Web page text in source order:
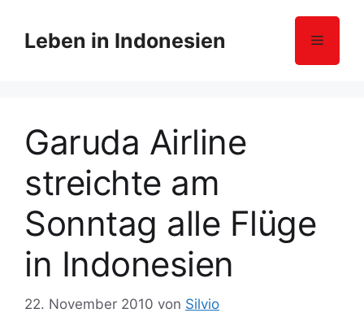
Leben in Indonesien Menü
Garuda Airline
streichte am
Sonntag alle Flüge
in Indonesien
22. November 2010 von Silvio